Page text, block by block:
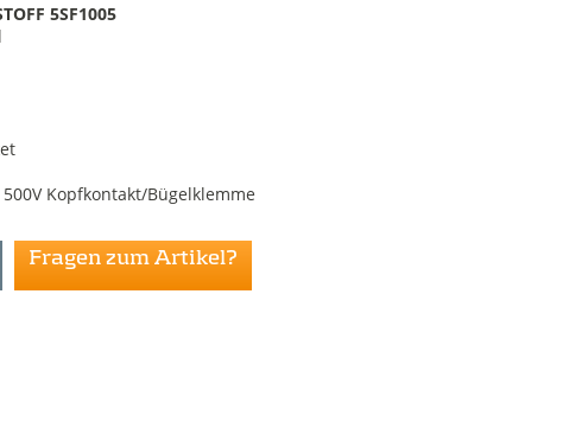
5SF1005
500V Kopfkontakt/Bügelklemme
Fragen zum Artikel?